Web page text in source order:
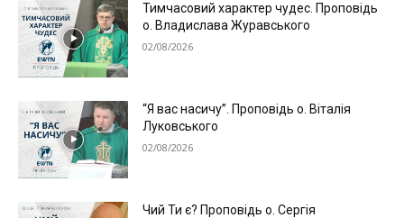
Тимчасовий характер чудес. Проповідь
о. Владислава Журавського
02/08/2026
“Я вас насичу”. Проповідь о. Віталія
Луковського
02/08/2026
Чий Ти є? Проповідь о. Сергія